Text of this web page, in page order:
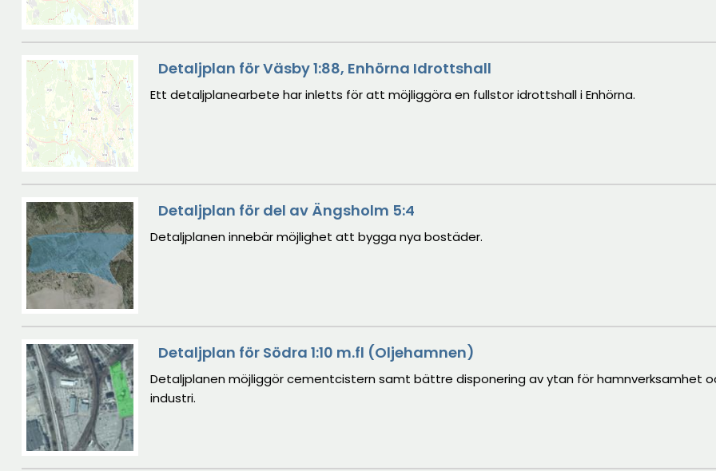
eller långsiktiga behov. Samtidigt är kajen i Västra Mälarehamnen i behov av omfattande
Renoveringen av kajen och behovet av att flytta stationen skapar därmed ett lämpligt tillfälle
planera för nya, långsiktigt ändamålsenliga och verksamhetsanpassade lokaler för
inom området.
Detaljplan för Väsby 1:88, Enhörna Idrottshall
Ett detaljplanearbete har inletts för att möjliggöra en fullstor idrottshall i Enhörna.
Detaljplan för del av Ängsholm 5:4
Detaljplanen innebär möjlighet att bygga nya bostäder.
Detaljplan för Södra 1:10 m.fl (Oljehamnen)
Detaljplanen möjliggör cementcistern samt bättre disponering av ytan för hamnverksamhet
industri.